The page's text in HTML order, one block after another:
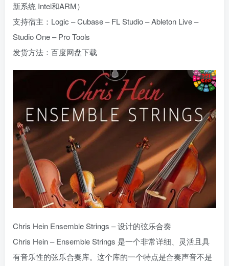
新系统 Intel和ARM）
支持宿主：Logic – Cubase – FL Studio – Ableton Live –
Studio One – Pro Tools
发货方法：百度网盘下载
Chris Hein Ensemble Strings – 设计的弦乐合奏
Chris Hein – Ensemble Strings 是一个非常详细、灵活且具
有音乐性的弦乐合奏库。这个库的一个特点是合奏声音不是